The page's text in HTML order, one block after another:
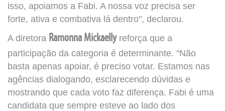
isso, apoiamos a Fabi. A nossa voz precisa ser
forte, ativa e combativa lá dentro", declarou.
A diretora Ramonna Mickaellyreforça que a
participação da categoria é determinante. "Não
basta apenas apoiar, é preciso votar. Estamos nas
agências dialogando, esclarecendo dúvidas e
mostrando que cada voto faz diferença. Fabi é uma
candidata que sempre esteve ao lado dos